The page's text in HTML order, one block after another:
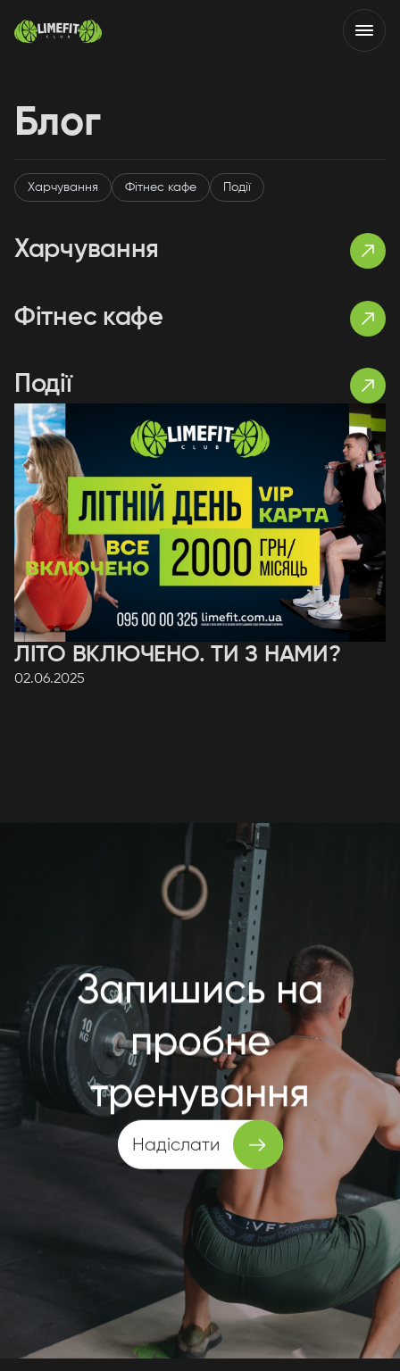
Блог
Харчування Фітнес кафе Події
Харчування
Фітнес кафе
Події
ЛІТО ВКЛЮЧЕНО. ТИ З НАМИ?
02.06.2025
Запишись на
пробне
тренування
Надіслати
Дякуємо за заявку!
Ми вже розпочали обробку вашої заявки
та найближчим часом зв'яжемося з вами
для уточнення деталей.